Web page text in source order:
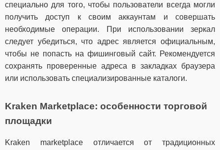
специально для того, чтобы пользователи всегда могли
получить доступ к своим аккаунтам и совершать
необходимые операции. При использовании зеркал
следует убедиться, что адрес является официальным,
чтобы не попасть на фишинговый сайт. Рекомендуется
сохранять проверенные адреса в закладках браузера
или использовать специализированные каталоги.
Kraken Marketplace: особенности торговой
площадки
Kraken marketplace отличается от традиционных